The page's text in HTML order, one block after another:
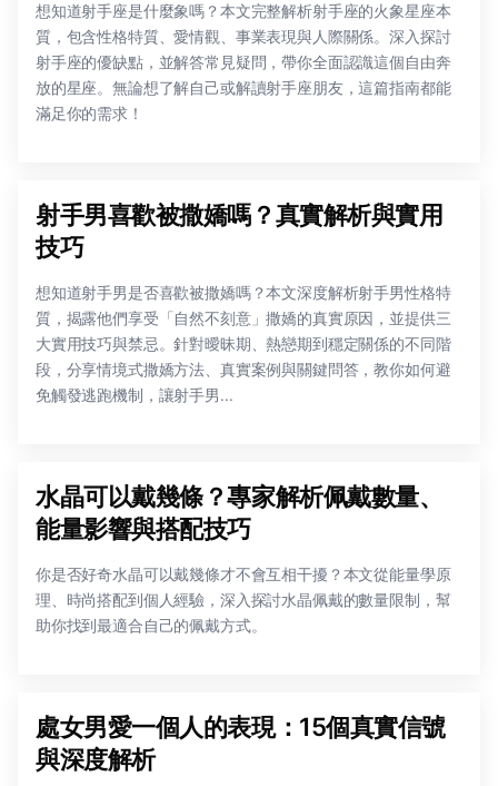
想知道射手座是什麼象嗎？本文完整解析射手座的火象星座本
質，包含性格特質、愛情觀、事業表現與人際關係。深入探討
射手座的優缺點，並解答常見疑問，帶你全面認識這個自由奔
放的星座。無論想了解自己或解讀射手座朋友，這篇指南都能
滿足你的需求！
射手男喜歡被撒嬌嗎？真實解析與實用
技巧
想知道射手男是否喜歡被撒嬌嗎？本文深度解析射手男性格特
質，揭露他們享受「自然不刻意」撒嬌的真實原因，並提供三
大實用技巧與禁忌。針對曖昧期、熱戀期到穩定關係的不同階
段，分享情境式撒嬌方法、真實案例與關鍵問答，教你如何避
免觸發逃跑機制，讓射手男...
水晶可以戴幾條？專家解析佩戴數量、
能量影響與搭配技巧
你是否好奇水晶可以戴幾條才不會互相干擾？本文從能量學原
理、時尚搭配到個人經驗，深入探討水晶佩戴的數量限制，幫
助你找到最適合自己的佩戴方式。
處女男愛一個人的表現：15個真實信號
與深度解析